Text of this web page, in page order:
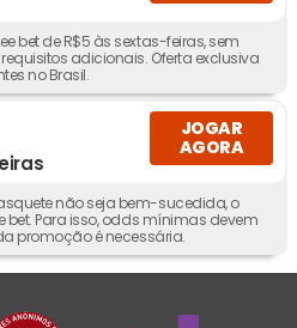
bet de R$5 às sextas-feiras, sem
adicionais. Oferta exclusiva
no Brasil.
JOGAR
AGORA
não seja bem-sucedida, o
bet. Para isso, odds mínimas devem
promoção é necessária.